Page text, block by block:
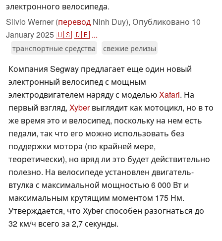
электронного велосипеда.
Silvio Werner (перевод Ninh Duy), Опубликовано 10
January 2025🇺🇸🇩🇪 ...
транспортные средства свежие релизы
Компания Segway предлагает еще один новый
электронный велосипед с мощным
электродвигателем наряду с модельюXafari. На
первый взгляд, Xyberвыглядит как мотоцикл, но в то
же время это и велосипед, поскольку на нем есть
педали, так что его можно использовать без
поддержки мотора (по крайней мере,
теоретически), но вряд ли это будет действительно
полезно. На велосипеде установлен двигатель-
втулка с максимальной мощностью 6 000 Вт и
максимальным крутящим моментом 175 Нм.
Утверждается, что Xyber способен разогнаться до
32 км/ч всего за 2,7 секунды.